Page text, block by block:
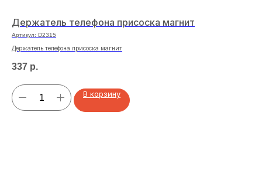
Держатель телефона присоска магнит
Артикул: D2315
Держатель телефона присоска магнит
337 р.
В корзину